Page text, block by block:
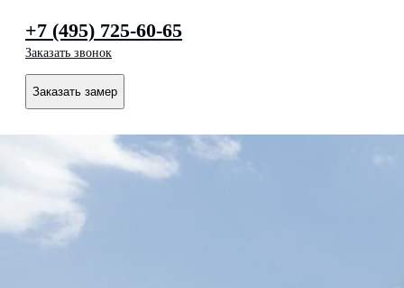
+7 (495) 725-60-65
Заказать звонок
Заказать замер